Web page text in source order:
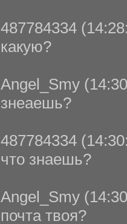
487784334
какую?
Angel_Smy
знеаешь?
487784334
что знаешь?
Angel_Smy
почта твоя?